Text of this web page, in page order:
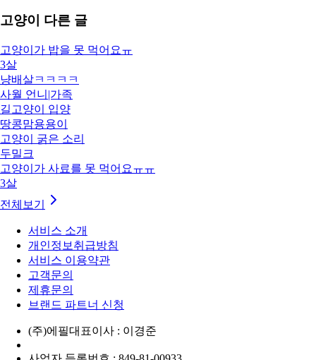
고양이 다른 글
고양이가 밥을 못 먹어요ㅠ
3살
냥배살ㅋㅋㅋㅋ
사월 언니|가족
길고양이 입양
땅콩맘용용이
고양이 굵은 소리
두밀크
고양이가 사료를 못 먹어요ㅠㅠ
3살
전체보기
서비스 소개
개인정보취급방침
서비스 이용약관
고객문의
제휴문의
브랜드 파트너 신청
(주)에필대표이사 : 이경준